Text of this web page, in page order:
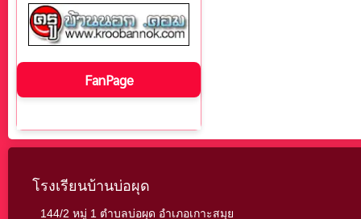
FanPage
โรงเรียนบ้านบ่อผุด
144/2 หมู่ 1 ตำบลบ่อผุด อำเภอเกาะสมุย